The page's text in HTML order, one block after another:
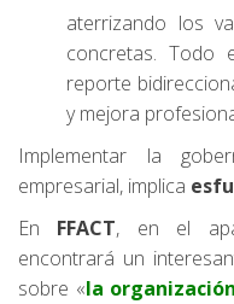
aterrizando los
concretas. Todo
reporte
y mejora
Implementar la
empresarial, implica
En FFACT, en el
encontrará un
sobre «la